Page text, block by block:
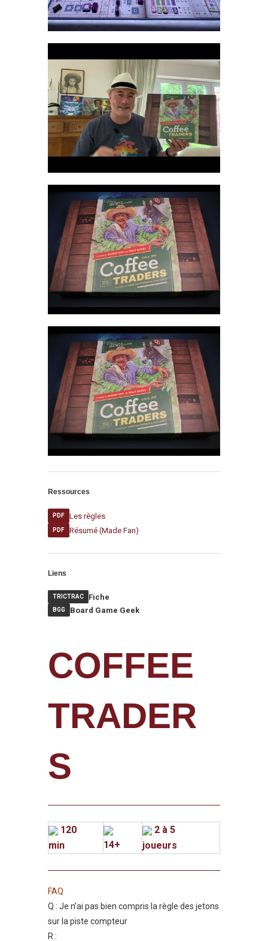
Ressources
PDF Les règles
PDF Résumé (Made Fan)
Liens
TRICTRAC Fiche
BGG Board Game Geek
COFFEE
TRADER
S
120
min
14+
2 à 5
joueurs
FAQ
Q : Je n’ai pas bien compris la règle des jetons
sur la piste compteur
R :